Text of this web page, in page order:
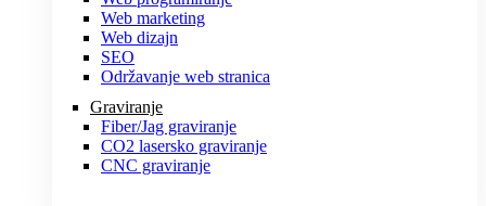
Web marketing
Web dizajn
SEO
Održavanje web stranica
Graviranje
Fiber/Jag graviranje
CO2 lasersko graviranje
CNC graviranje